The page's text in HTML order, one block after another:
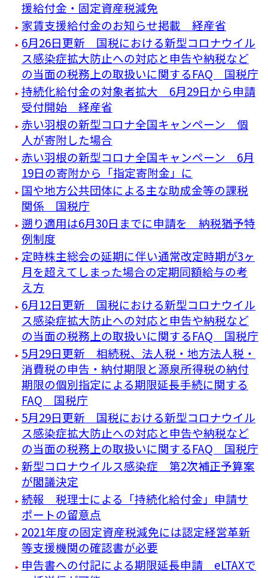
援給付金・固定資産税減免
家賃支援給付金のお知らせ掲載 経産省
6月26日更新 国税における新型コロナウイル
ス感染症拡大防止への対応と申告や納税など
の当面の税務上の取扱いに関するFAQ 国税庁
持続化給付金の対象者拡大 6月29日から申請
受付開始 経産省
赤い羽根の新型コロナ全国キャンペーン 個
人が寄附した場合
赤い羽根の新型コロナ全国キャンペーン 6月
19日の寄附から「指定寄附金」に
国や地方公共団体による主な助成金等の課税
関係 国税庁
遡り適用は6月30日までに申請を 納税猶予特
例制度
定時株主総会の延期に伴い通常改定時期が3ヶ
月を超えてしまった場合の定期同額給与の考
え方
6月12日更新 国税における新型コロナウイル
ス感染症拡大防止への対応と申告や納税など
の当面の税務上の取扱いに関するFAQ 国税庁
5月29日更新 相続税、法人税・地方法人税・
消費税の申告・納付期限と源泉所得税の納付
期限の個別指定による期限延長手続に関する
FAQ 国税庁
5月29日更新 国税における新型コロナウイル
ス感染症拡大防止への対応と申告や納税など
の当面の税務上の取扱いに関するFAQ 国税庁
新型コロナウイルス感染症 第2次補正予算案
が閣議決定
続報 税理士による「持続化給付金」申請サ
ポートの留意点
2021年度の固定資産税減免には認定経営革新
等支援機関の確認書が必要
申告書への付記による期限延長申請 eLTAXで